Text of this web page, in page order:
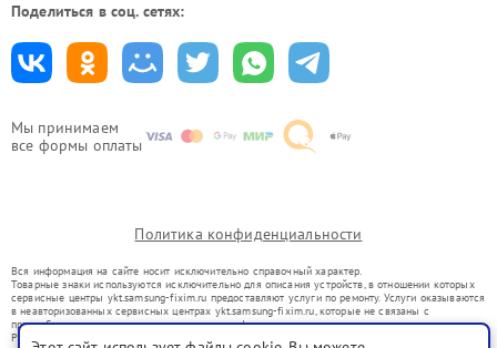
Мы принимаем
все формы оплаты
Поделиться в соц. сетях:
Политика конфиденциальности
Вся информация на сайте носит исключительно справочный характер.
Товарные знаки используются исключительно для описания устройств, в отношении которых
сервисные центры ykt.samsung-fixim.ru предоставляют услуги по ремонту. Услуги оказываются
в неавторизованных сервисных центрах ykt.samsung-fixim.ru, которые не связаны с
правообладателями товарных знаков или их официальными представителями.
Ремонт осуществляется для устройств, уже введенных в гражданский оборот в соответствии